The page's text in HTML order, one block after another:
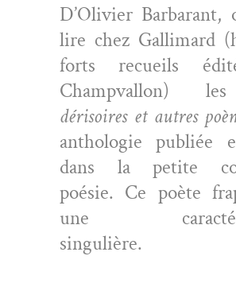
D’Olivier Bar­barant,
lire chez Gal­li­mard
forts recueils
Cham­p­val­lon)
dérisoires et autres
antholo­gie pub­liée
dans la petite
poésie. Ce poète
une
singulière.